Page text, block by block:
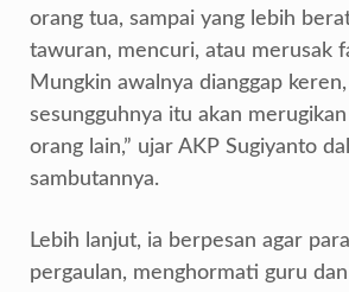
orang tua, sampai yang lebih
tawuran, mencuri, atau merusak
Mungkin awalnya dianggap
sesungguhnya itu akan
orang lain,” ujar AKP Sugiyanto
sambutannya.
Lebih lanjut, ia berpesan agar
pergaulan, menghormati guru